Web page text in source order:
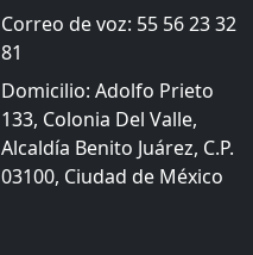
Correo de voz: 55 56 23 32
81
Domicilio: Adolfo Prieto
133, Colonia Del Valle,
Alcaldía Benito Juárez, C.P.
03100, Ciudad de México